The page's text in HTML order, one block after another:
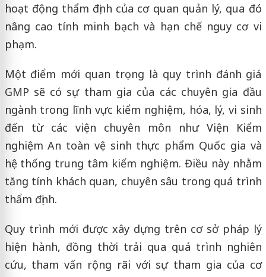
hoạt động thẩm định của cơ quan quản lý, qua đó
nâng cao tính minh bạch và hạn chế nguy cơ vi
phạm.
Một điểm mới quan trọng là quy trình đánh giá
GMP sẽ có sự tham gia của các chuyên gia đầu
ngành trong lĩnh vực kiểm nghiệm, hóa, lý, vi sinh
đến từ các viện chuyên môn như Viện Kiểm
nghiệm An toàn vệ sinh thực phẩm Quốc gia và
hệ thống trung tâm kiểm nghiệm. Điều này nhằm
tăng tính khách quan, chuyên sâu trong quá trình
thẩm định.
Quy trình mới được xây dựng trên cơ sở pháp lý
hiện hành, đồng thời trải qua quá trình nghiên
cứu, tham vấn rộng rãi với sự tham gia của cơ